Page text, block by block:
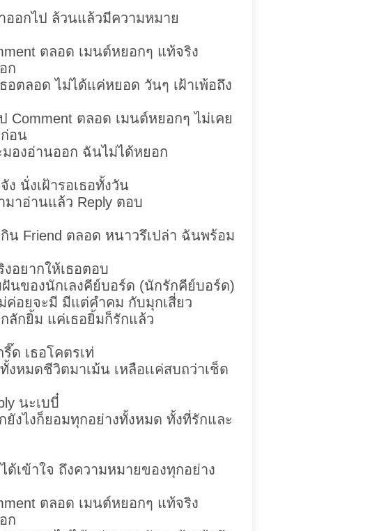
อกไป ล้วนแล้วมีความหมาย
ตลอด เมนต์หยอกๆ แท้จริง
ก
อตลอด ไม่ได้แค่หยอด วันๆ เฝ้าเพ้อถึง
Comment ตลอด เมนต์หยอกๆ ไม่เคย
อน
มองอ่านออก ฉันไม่ได้หยอก
ง นั่งเฝ้ารอเธอทั้งวัน
มาอ่านแล้ว Reply ตอบ
น Friend ตลอด หนาวรึเปล่า ฉันพร้อม
งอยากให้เธอตอบ
นของนักเลงคีย์บอร์ด (นักรักคีย์บอร์ด)
ค่อยจะมี มีแต่คำคม กับมุกเสี่ยว
ลักยิ้ม แค่เธอยิ้มก็รักแล้ว
ด เธอโคตรเท่
งหมดชีวิตมาเม้น เหลือเเค่สบถว่าเช็ด
นะเบบี๋
ยังไงก็ยอมทุกอย่างทั้งหมด ทั้งที่รักและ
ด้เข้าใจ ถึงความหมายของทุกอย่าง
ตลอด เมนต์หยอกๆ แท้จริง
ก